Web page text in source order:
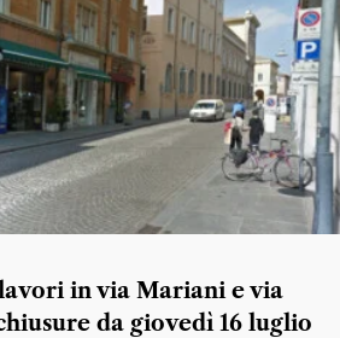
in via Mariani e via
da giovedì 16 luglio